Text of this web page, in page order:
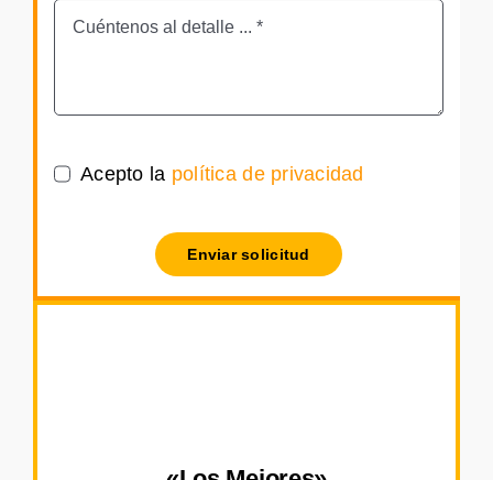
Acepto la política de privacidad
Enviar solicitud